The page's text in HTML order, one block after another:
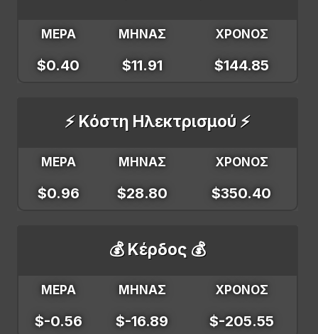
ΜΕΡΑ ΜΗΝΑΣ ΧΡΟΝΟΣ
$0.40 $11.91 $144.85
⚡ Κόστη Ηλεκτρισμού ⚡
ΜΕΡΑ ΜΗΝΑΣ ΧΡΟΝΟΣ
$0.96 $28.80 $350.40
💰 Κέρδος 💰
ΜΕΡΑ ΜΗΝΑΣ ΧΡΟΝΟΣ
$-0.56 $-16.89 $-205.55